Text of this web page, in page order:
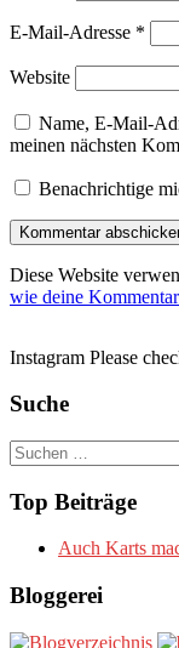
E-Mail-Adresse *
Website
Name, E-Mail-
meinen nächsten
Benachrichtige
Diese Website
wie deine
Instagram Please
Suche
Suchen
nach:
Top Beiträge
Auch Karts
Bloggerei